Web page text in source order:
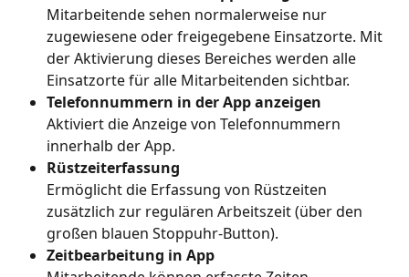
Mitarbeitende sehen normalerweise nur
zugewiesene oder freigegebene Einsatzorte. Mit
der Aktivierung dieses Bereiches werden alle
Einsatzorte für alle Mitarbeitenden sichtbar.
Telefonnummern in der App anzeigen
Aktiviert die Anzeige von Telefonnummern
innerhalb der App.
Rüstzeiterfassung
Ermöglicht die Erfassung von Rüstzeiten
zusätzlich zur regulären Arbeitszeit (über den
großen blauen Stoppuhr-Button).
Zeitbearbeitung in App